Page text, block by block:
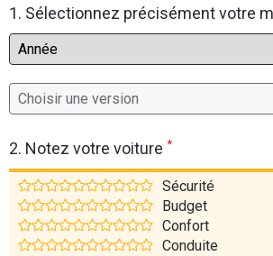
Flottes
Auto
Moto
Marques
1. Sélectionnez précisément votre
2. Notez votre voiture *
Sécurité
Budget
Confort
Conduite